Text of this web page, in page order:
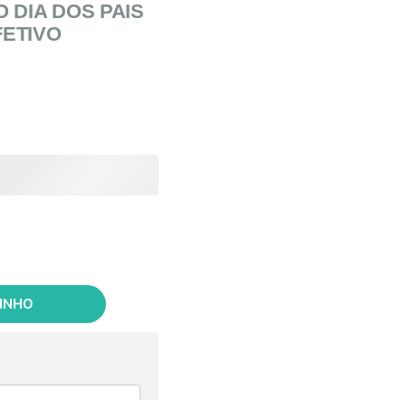
DIA DOS PAIS